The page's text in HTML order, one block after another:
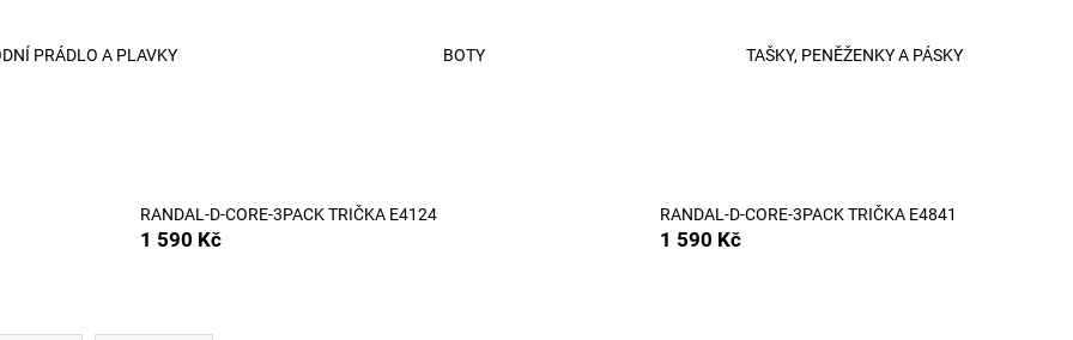
PRÁDLO A PLAVKY BOTY TAŠKY, PENĚŽENKY A PÁSKY
RANDAL-D-CORE-3PACK TRIČKA E4124
1 590 Kč
RANDAL-D-CORE-3PACK TRIČKA E4841
1 590 Kč